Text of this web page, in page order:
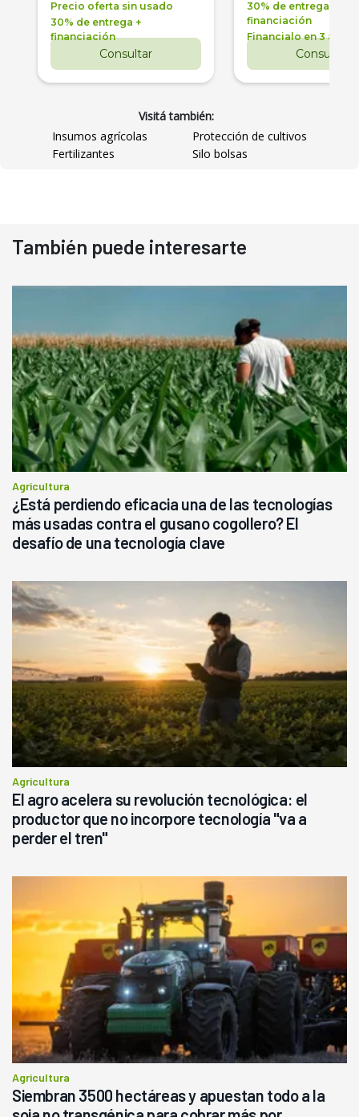
Precio oferta sin usado
30% de entrega +
financiación
Consultar
30% de entrega +
financiación
Financialo en 3 años
Consultar
Visitá también:
Insumos agrícolas
Protección de cultivos
Fertilizantes
Silo bolsas
También puede interesarte
Agricultura
¿Está perdiendo eficacia una de las tecnologías
más usadas contra el gusano cogollero? El
desafío de una tecnología clave
Agricultura
El agro acelera su revolución tecnológica: el
productor que no incorpore tecnología "va a
perder el tren"
Agricultura
Siembran 3500 hectáreas y apuestan todo a la